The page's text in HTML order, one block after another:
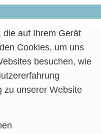
die auf Ihrem Gerät
Cookies, um uns
besuchen, wie
zu unserer Website